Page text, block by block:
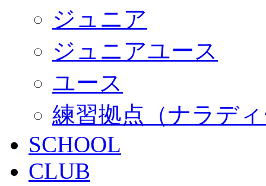
ジュニア
ジュニアユース
ユース
練習拠点（ナラデ
SCHOOL
CLUB